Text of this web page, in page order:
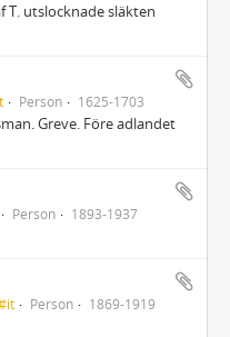
T. utslocknade släkten
Person 1625-1703
Greve. Före adlandet
Person 1893-1937
Person 1869-1919